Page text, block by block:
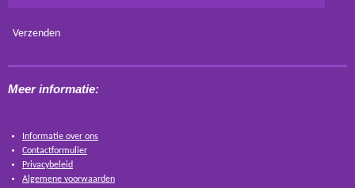
Verzenden
Meer informatie:
Informatie over ons
Contactformulier
Privacybeleid
Algemene voorwaarden